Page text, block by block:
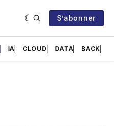
S’abonner
IA CLOUD DATA BACK